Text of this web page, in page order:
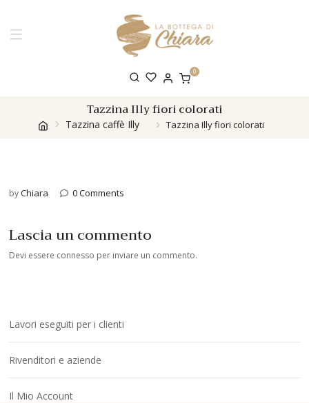
0
Tazzina Illy fiori colorati
Tazzina caffè Illy Tazzina Illy fiori colorati
byChiara 0 Comments
Lascia un commento
Devi essere connesso per inviare un commento.
Lavori eseguiti per i clienti
Rivenditori e aziende
Il Mio Account